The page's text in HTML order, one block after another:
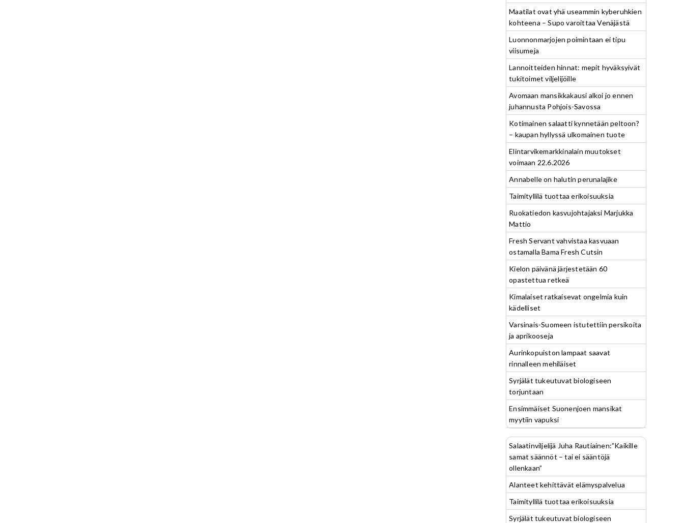
Maatilat ovat yhä useammin kyberuhkien
kohteena – Supo varoittaa Venäjästä
Luonnonmarjojen poimintaan ei tipu
viisumeja
Lannoitteiden hinnat: mepit hyväksyivät
tukitoimet viljelijöille
Avomaan mansikkakausi alkoi jo ennen
juhannusta Pohjois-Savossa
Kotimainen salaatti kynnetään peltoon?
– kaupan hyllyssä ulkomainen tuote
Elintarvikemarkkinalain muutokset
voimaan 22.6.2026
Annabelle on halutin perunalajike
Taimityllilä tuottaa erikoisuuksia
Ruokatiedon kasvujohtajaksi Marjukka
Mattio
Fresh Servant vahvistaa kasvuaan
ostamalla Bama Fresh Cutsin
Kielon päivänä järjestetään 60
opastettua retkeä
Kimalaiset ratkaisevat ongelmia kuin
kädelliset
Varsinais-Suomeen istutettiin persikoita
ja aprikooseja
Aurinkopuiston lampaat saavat
rinnalleen mehiläiset
Syrjälät tukeutuvat biologiseen
torjuntaan
Ensimmäiset Suonenjoen mansikat
myytiin vapuksi
Salaatinviljelijä Juha Rautiainen:”Kaikille
samat säännöt – tai ei sääntöjä
ollenkaan”
Alanteet kehittävät elämyspalvelua
Taimityllilä tuottaa erikoisuuksia
Syrjälät tukeutuvat biologiseen